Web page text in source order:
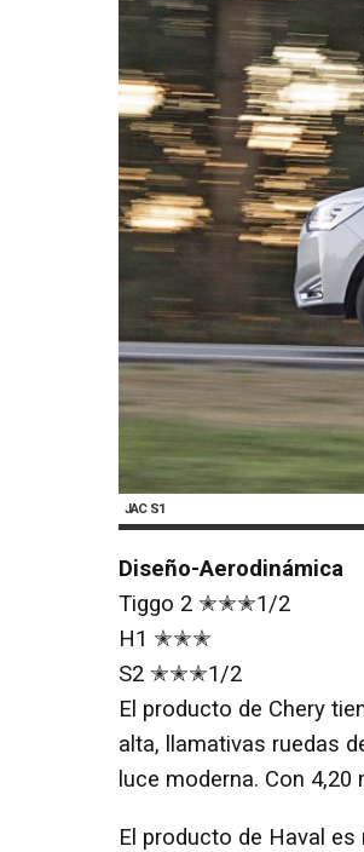
JAC S1
Diseño-Aerodinámica
Tiggo 2 ✭✭✭1/2
H1 ✭✭✭
S2 ✭✭✭1/2
El producto de Chery
alta, llamativas ruedas
luce moderna. Con
El producto de Haval